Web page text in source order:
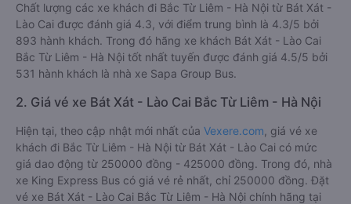
Chất lượng các xe khách đi Bắc Từ Liêm - Hà Nội từ Bát Xát -
Lào Cai được đánh giá 4.3, với điểm trung bình là 4.3/5 bởi
893 hành khách. Trong đó hãng xe khách Bát Xát - Lào Cai
Bắc Từ Liêm - Hà Nội tốt nhất tuyến được đánh giá 4.5/5 bởi
531 hành khách là nhà xe Sapa Group Bus.
2. Giá vé xe Bát Xát - Lào Cai Bắc Từ Liêm - Hà Nội
Hiện tại, theo cập nhật mới nhất của Vexere.com , giá vé xe
khách đi Bắc Từ Liêm - Hà Nội từ Bát Xát - Lào Cai có mức
giá dao động từ 250000 đồng - 425000 đồng. Trong đó, nhà
xe King Express Bus có giá vé rẻ nhất, chỉ 250000 đồng. Đặt
vé xe Bát Xát - Lào Cai Bắc Từ Liêm - Hà Nội chính hãng tại